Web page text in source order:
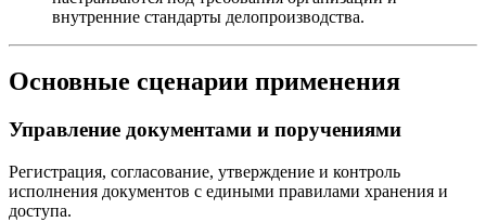
внутренние стандарты делопроизводства.
Основные сценарии применения
Управление документами и поручениями
Регистрация, согласование, утверждение и контроль
исполнения документов с едиными правилами хранения и
доступа.